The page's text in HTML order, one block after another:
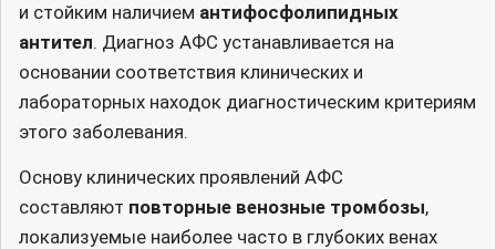
и стойким наличием антифосфолипидных
антител. Диагноз АФС устанавливается на
основании соответствия клинических и
лабораторных находок диагностическим критериям
этого заболевания.
Основу клинических проявлений АФС
составляют повторные венозные тромбозы,
локализуемые наиболее часто в глубоких венах